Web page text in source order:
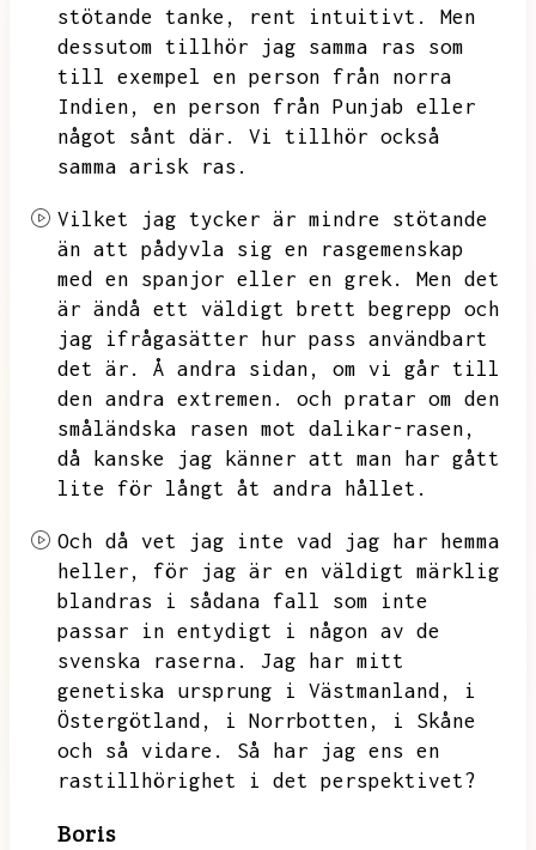
stötande tanke,
rent intuitivt.
Men
dessutom tillhör jag samma ras som
till exempel en person från norra
Indien,
en person från Punjab eller
något sånt där.
Vi tillhör också
samma arisk ras.
Vilket jag tycker är mindre stötande
än att pådyvla sig en rasgemenskap
med en spanjor eller en grek.
Men det
är ändå ett väldigt brett begrepp och
jag ifrågasätter hur pass användbart
det är.
Å andra sidan,
om vi går till
den andra extremen.
och pratar om den
småländska rasen mot dalikar-rasen,
då kanske jag känner att man har gått
lite för långt åt andra hållet.
Och då vet jag inte vad jag har hemma
heller,
för jag är en väldigt märklig
blandras i sådana fall som inte
passar in entydigt i någon av de
svenska raserna.
Jag har mitt
genetiska ursprung i Västmanland,
i
Östergötland,
i Norrbotten,
i Skåne
och så vidare.
Så har jag ens en
rastillhörighet i det perspektivet?
Boris